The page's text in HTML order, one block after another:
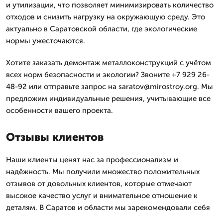
и утилизации, что позволяет минимизировать количество
отходов и снизить нагрузку на окружающую среду. Это
актуально в Саратовской области, где экологические
нормы ужесточаются.
Хотите заказать демонтаж металлоконструкций с учётом
всех норм безопасности и экологии? Звоните +7 929 26-
48-92 или отправьте запрос на saratov@mirostroy.org. Мы
предложим индивидуальные решения, учитывающие все
особенности вашего проекта.
Отзывы клиентов
Наши клиенты ценят нас за профессионализм и
надёжность. Мы получили множество положительных
отзывов от довольных клиентов, которые отмечают
высокое качество услуг и внимательное отношение к
деталям. В Саратов и области мы зарекомендовали себя